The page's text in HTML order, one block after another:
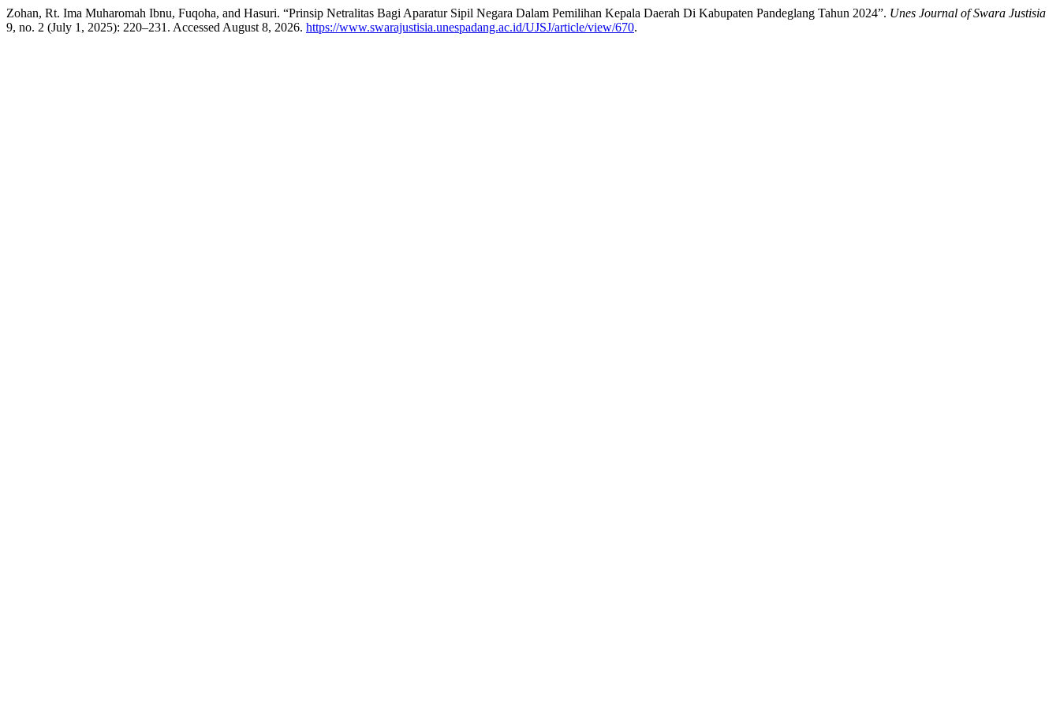
Zohan, Rt. Ima Muharomah Ibnu, Fuqoha, and Hasuri. “Prinsip Netralitas Bagi Aparatur Sipil Negara Dalam Pemilihan Kepala Daerah Di Kabupaten Pandeglang Tahun 2024”. Unes Journal of Swara Justisia
9, no. 2 (July 1, 2025): 220–231. Accessed August 8, 2026. https://www.swarajustisia.unespadang.ac.id/UJSJ/article/view/670.